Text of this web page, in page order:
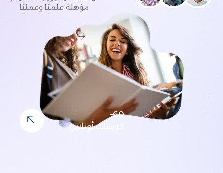
مؤهلة علميًا وعمليًا
60+